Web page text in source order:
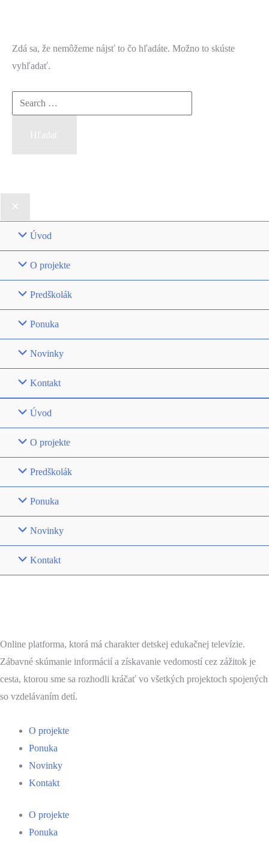
Zdá sa, že nemôžeme nájsť to čo hľadáte. Možno to skúste
vyhľadať.
Vyhľadať:
Úvod
O projekte
Predškolák
Ponuka
Novinky
Kontakt
Úvod
O projekte
Predškolák
Ponuka
Novinky
Kontakt
Online platforma, ktorá má charakter detskej edukačnej televízie.
Zábavné skúmanie informácií a získavanie vedomostí cez zážitok je
cesta, ktorou sme sa rozhodli kráčať vo všetkých projektoch spojených
so vzdelávaním detí.
Menu
O projekte
Ponuka
Novinky
Kontakt
Menu
O projekte
Ponuka